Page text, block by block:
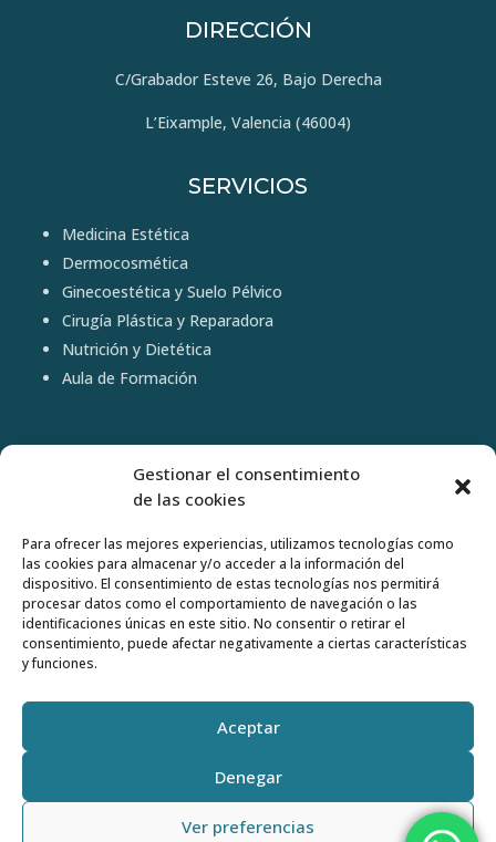
Abrir barra de herramientas
Gestionar el consentimiento
de las cookies
Para ofrecer las mejores experiencias, utilizamos tecnologías como
las cookies para almacenar y/o acceder a la información del
dispositivo. El consentimiento de estas tecnologías nos permitirá
procesar datos como el comportamiento de navegación o las
identificaciones únicas en este sitio. No consentir o retirar el
consentimiento, puede afectar negativamente a ciertas características
y funciones.
Aceptar
Denegar
Ver preferencias
DIRECCIÓN
C/Grabador Esteve 26, Bajo Derecha
L’Eixample, Valencia (46004)
SERVICIOS
Medicina Estética
Dermocosmética
Ginecoestética y Suelo Pélvico
Cirugía Plástica y Reparadora
Nutrición y Dietética
Aula de Formación
Política privacidad
Aviso legal
Política Cookies
Mapa del sitio
BEATRIZ PUIG – Diseño y desarrollo:
Softic